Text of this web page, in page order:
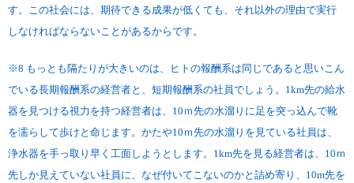
す。この社会には、期待できる成果が低くても、それ以外の理由で実行
しなければならないことがあるからです。
※8 もっとも隔たりが大きいのは、ヒトの報酬系は同じであると思いこん
でいる長期報酬系の経営者と、短期報酬系の社員でしょう。1km先の給水
器を見つける視力を持つ経営者は、10ｍ先の水溜りに足を突っ込んで靴
を濡らして歩けと命じます。かたや10ｍ先の水溜りを見ている社員は、
浄水器を手っ取り早く工面しようとします。1km先を見る経営者は、10ｍ
先しか見えていない社員に、なぜ付いてこないのかと詰め寄り、10m先を